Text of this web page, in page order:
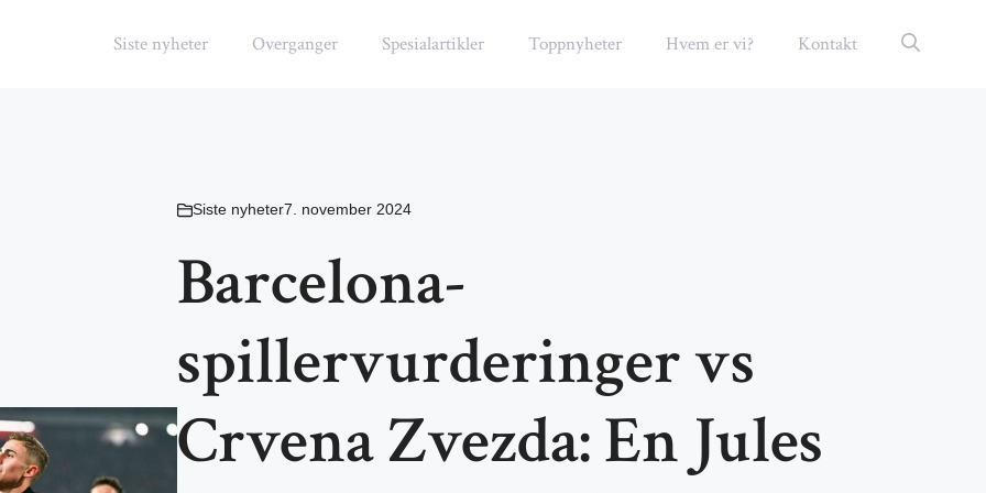
Siste nyheter Overganger Spesialartikler Toppnyheter Hvem er vi? Kontakt
Siste nyheter7. november 2024
Barcelona-
spillervurderinger vs
Crvena Zvezda: En Jules